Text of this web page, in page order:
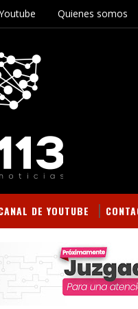
Quienes somos
DE YOUTUBE